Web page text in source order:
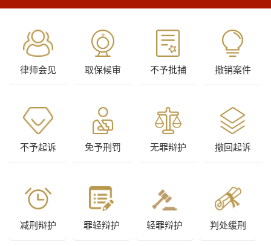
律师会见 取保候审 不予批捕 撤销案件
不予起诉 免予刑罚 无罪辩护 撤回起诉
减刑辩护 罪轻辩护 轻罪辩护 判处缓刑